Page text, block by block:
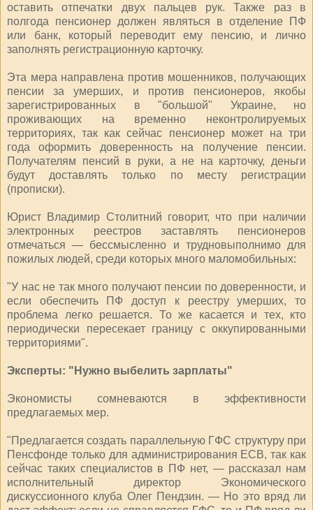
оставить отпечатки двух пальцев рук. Также раз в
полгода пенсионер должен являться в отделение ПФ
или банк, который переводит ему пенсию, и лично
заполнять регистрационную карточку.
Эта мера направлена против мошенников, получающих
пенсии за умерших, и против пенсионеров, якобы
зарегистрированных в "большой" Украине, но
проживающих на временно неконтролируемых
территориях, так как сейчас пенсионер может на три
года оформить доверенность на получение пенсии.
Получателям пенсий в руки, а не на карточку, деньги
будут доставлять только по месту регистрации
(прописки).
Юрист Владимир Столитний говорит, что при наличии
электронных реестров заставлять пенсионеров
отмечаться — бессмысленно и трудновыполнимо для
пожилых людей, среди которых много маломобильных:
"У нас не так много получают пенсии по доверенности, и
если обеспечить ПФ доступ к реестру умерших, то
проблема легко решается. То же касается и тех, кто
периодически пересекает границу с оккупированными
территориями".
Эксперты: "Нужно выбелить зарплаты"
Экономисты сомневаются в эффективности
предлагаемых мер.
"Предлагается создать параллельную ГФС структуру при
Пенсфонде только для администрирования ЕСВ, так как
сейчас таких специалистов в ПФ нет, — рассказал нам
исполнительный директор Экономического
дискуссионного клуба Олег Пендзин. — Но это вряд ли